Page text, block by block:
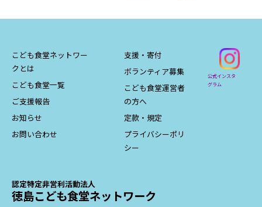
こども食堂ネットワー
クとは
こども食堂一覧
ご支援報告
お知らせ
お問い合わせ
支援・寄付
ボランティア募集
こども食堂運営者
の方へ
定款・規定
プライバシーポリ
シー
公式インスタ
グラム
認定特定非営利活動法人
徳島こども食堂ネットワーク